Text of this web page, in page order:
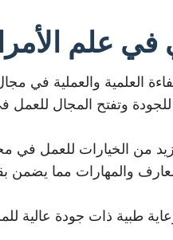
في علم
العلمية والعملية
وتفتح المجال
من الخيارات للعمل في
والمهارات مما
رعاية طبية ذات جودة عالية